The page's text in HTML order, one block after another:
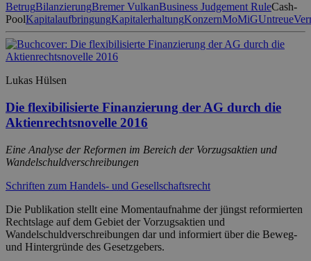
BetrugBilanzierungBremer VulkanBusiness Judgement RuleCash-
PoolKapitalaufbringungKapitalerhaltungKonzernMoMiGUntreue
Lukas Hülsen
Die flexibilisierte Finanzierung der AG durch die
Aktienrechtsnovelle 2016
Eine Analyse der Reformen im Bereich der Vorzugsaktien und
Wandelschuldverschreibungen
Schriften zum Handels- und Gesellschaftsrecht
Die Publikation stellt eine Momentaufnahme der jüngst reformierten
Rechtslage auf dem Gebiet der Vorzugsaktien und
Wandelschuldverschreibungen dar und informiert über die Beweg-
und Hintergründe des Gesetzgebers.